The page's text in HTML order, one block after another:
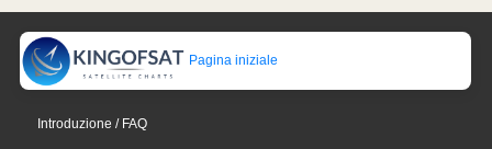
Pagina iniziale
Introduzione / FAQ